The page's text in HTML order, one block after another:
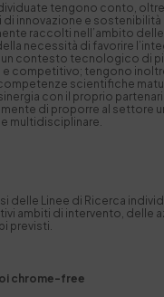
tengono conto,
innovazione e sostenibilità
raccolti nell’ambito
necessità di favorire
contesto tecnologico di
e competitivo; tengono
scientifiche
con il proprio
di proporre al settore
multidisciplinare.
delle Linee di Ricerca
ambiti di intervento, delle
previsti.
chrome-free